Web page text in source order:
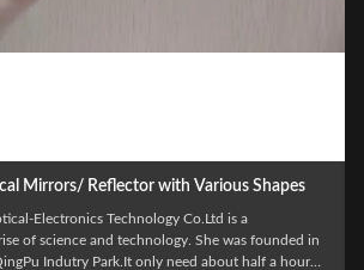
Reflector Cup
Sapphire, Ge, Si, ZnSe, CaF2,
Length-30000mm-
Tolerance±0.01mmDiameter